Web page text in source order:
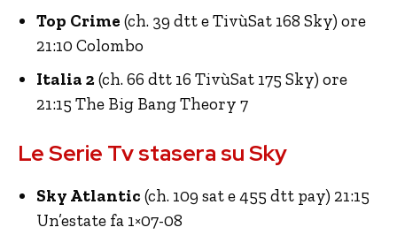
Top Crime (ch. 39 dtt e TivùSat 168 Sky) ore
21:10 Colombo
Italia 2(ch. 66 dtt 16 TivùSat 175 Sky) ore
21:15 The Big Bang Theory 7
Le Serie Tv stasera su Sky
Sky Atlantic (ch. 109 sat e 455 dtt pay) 21:15
Un’estate fa 1×07-08